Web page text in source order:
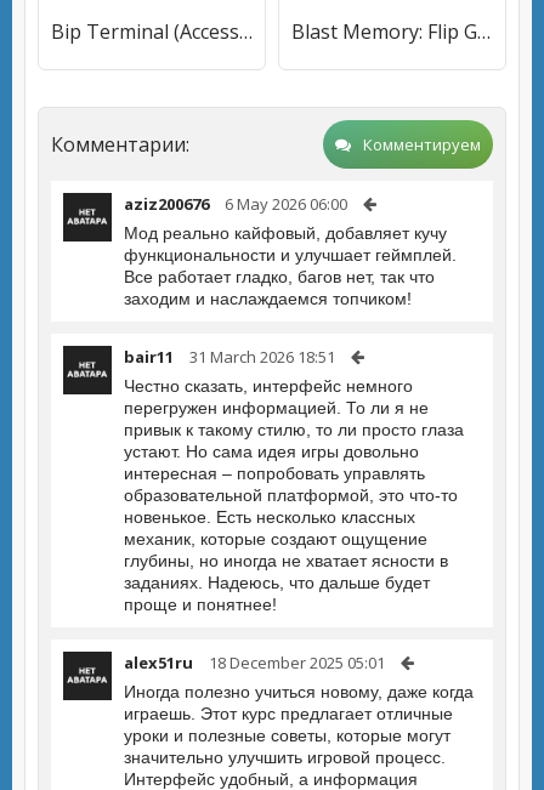
Bip Terminal (Access & Pay) Blast Memory: Flip Game
Комментарии: Комментируем
aziz200676 6 May 2026 06:00
Мод реально кайфовый, добавляет кучу
функциональности и улучшает геймплей.
Все работает гладко, багов нет, так что
заходим и наслаждаемся топчиком!
bair11 31 March 2026 18:51
Честно сказать, интерфейс немного
перегружен информацией. То ли я не
привык к такому стилю, то ли просто глаза
устают. Но сама идея игры довольно
интересная – попробовать управлять
образовательной платформой, это что-то
новенькое. Есть несколько классных
механик, которые создают ощущение
глубины, но иногда не хватает ясности в
заданиях. Надеюсь, что дальше будет
проще и понятнее!
alex51ru 18 December 2025 05:01
Иногда полезно учиться новому, даже когда
играешь. Этот курс предлагает отличные
уроки и полезные советы, которые могут
значительно улучшить игровой процесс.
Интерфейс удобный, а информация